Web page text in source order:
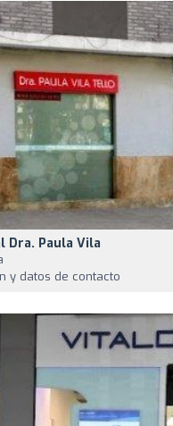
Dra. Paula Vila
y datos de contacto